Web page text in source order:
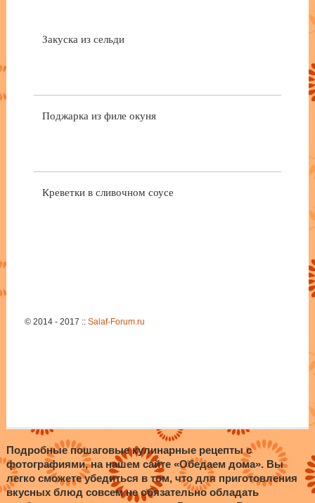
Закуска из сельди
Поджарка из филе окуня
Креветки в сливочном соусе
© 2014 - 2017 :: Salaf-Forum.ru
Подробные пошаговые кулинарные рецепты с
фотографиями, на нашем сайте «Обедаем дома». Вы
легко сможете убедиться в том, что для приготовления
вкусных блюд совсем не обязательно обладать